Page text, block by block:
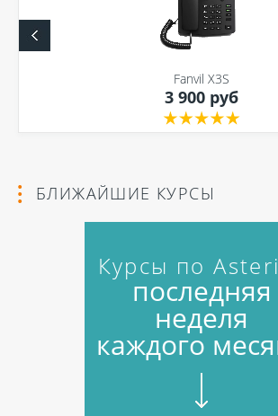
Fanvil X3S
3 900 руб
БЛИЖАЙШИЕ КУРСЫ
Курсы по
последняя
неделя
каждого